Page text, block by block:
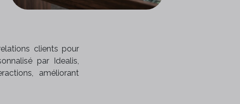
clients pour
par Idealis,
améliorant